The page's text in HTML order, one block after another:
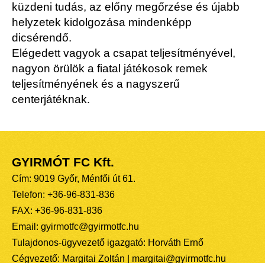
küzdeni tudás, az előny megőrzése és újabb
helyzetek kidolgozása mindenképp
dicsérendő.
Elégedett vagyok a csapat teljesítményével,
nagyon örülök a fiatal játékosok remek
teljesítményének és a nagyszerű
centerjátéknak.
GYIRMÓT FC Kft.
Cím: 9019 Győr, Ménfői út 61.
Telefon: +36-96-831-836
FAX: +36-96-831-836
Email: gyirmotfc@gyirmotfc.hu
Tulajdonos-ügyvezető igazgató: Horváth Ernő
Cégvezető: Margitai Zoltán | margitai@gyirmotfc.hu